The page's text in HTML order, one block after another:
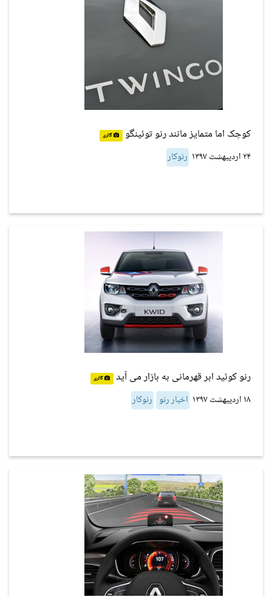
کوچک اما متمایز مانند رنو توئینگو گالری
۲۴ اردیبهشت ۱۳۹۷ رنوکار
رنو کوئید ابر قهرمانی به بازار می آید گالری
۱۸ اردیبهشت ۱۳۹۷ اخبار رنو رنوکار